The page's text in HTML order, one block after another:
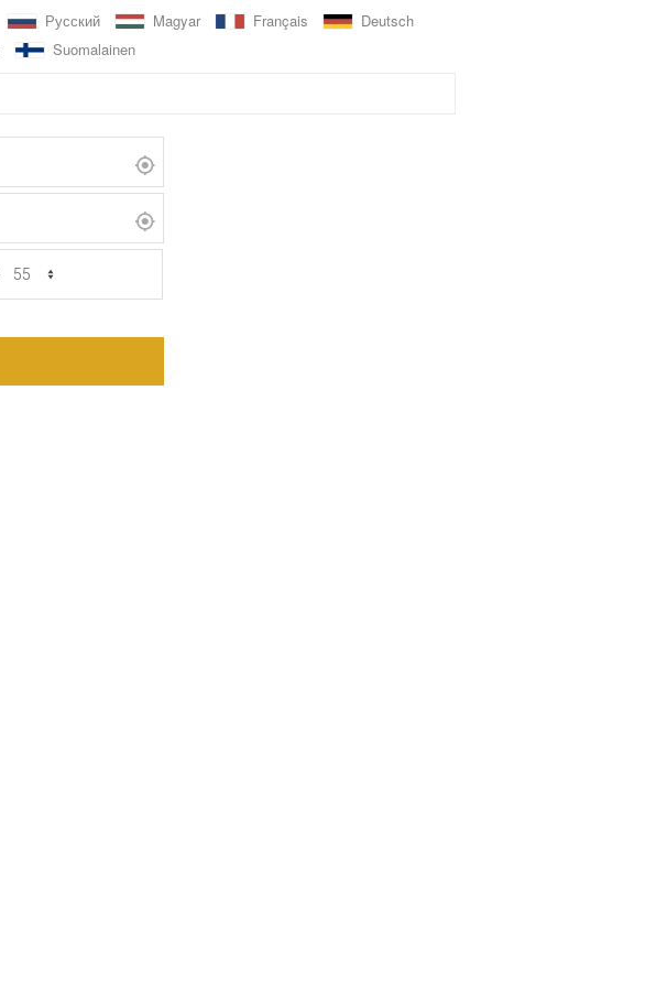
Русский Magyar Français
Deutsch
Suomalainen